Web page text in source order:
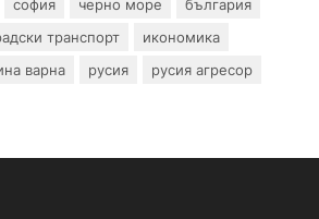
софия черно море
българия
транспорт
икономика
варна русия
русия агресор